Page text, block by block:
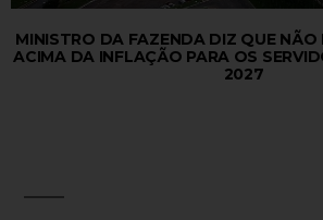
MINISTRO DA FAZENDA DIZ QUE NÃO
ACIMA DA INFLAÇÃO PARA OS
2027